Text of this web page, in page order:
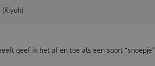
(Kiyoh)
geef ik het af en toe als een soort “snoepje”